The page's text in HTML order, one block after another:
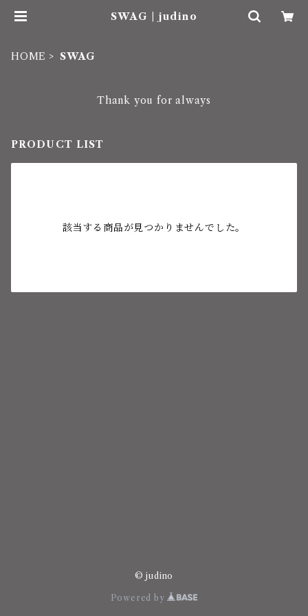
SWAG | judino
HOME SWAG
Thank you for always
PRODUCT LIST
該当する商品が見つかりませんでした。
© judino
Powered by